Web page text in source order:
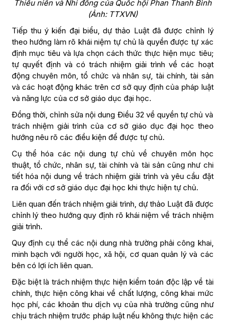
Thiếu niên và Nhi đồng của Quốc hội Phan Thanh Bình
(Ảnh: TTXVN)
Tiếp thu ý kiến đại biểu, dự thảo Luật đã được chỉnh lý
theo hướng làm rõ khái niệm tự chủ là quyền được tự xác
định mục tiêu và lựa chọn cách thức thực hiện mục tiêu;
tự quyết định và có trách nhiệm giải trình về các hoạt
động chuyên môn, tổ chức và nhân sự, tài chính, tài sản
và các hoạt động khác trên cơ sở quy định của pháp luật
và năng lực của cơ sở giáo dục đại học.
Đồng thời, chỉnh sửa nội dung Điều 32 về quyền tự chủ và
trách nhiệm giải trình của cơ sở giáo dục đại học theo
hướng nêu rõ các điều kiện để được tự chủ.
Cụ thể hóa các nội dung tự chủ về chuyên môn học
thuật, tổ chức, nhân sự, tài chính và tài sản cũng như chi
tiết hóa nội dung về trách nhiệm giải trình và yêu cầu đặt
ra đối với cơ sở giáo dục đại học khi thực hiện tự chủ.
Liên quan đến trách nhiệm giải trình, dự thảo Luật đã được
chỉnh lý theo hướng quy định rõ khái niệm về trách nhiệm
giải trình.
Quy định cụ thể các nội dung nhà trường phải công khai,
minh bạch với người học, xã hội, cơ quan quản lý và các
bên có lợi ích liên quan.
Đặc biệt là trách nhiệm thực hiện kiểm toán độc lập về tài
chính, thực hiện công khai về chất lượng, công khai mức
học phí, các khoản thu dịch vụ của nhà trường cũng như
chịu trách nhiệm trước pháp luật nếu không thực hiện các